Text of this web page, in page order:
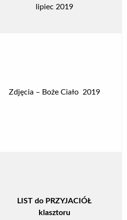
lipiec 2019
Zdjęcia – Boże Ciało 2019
LIST do PRZYJACIÓŁ
klasztoru